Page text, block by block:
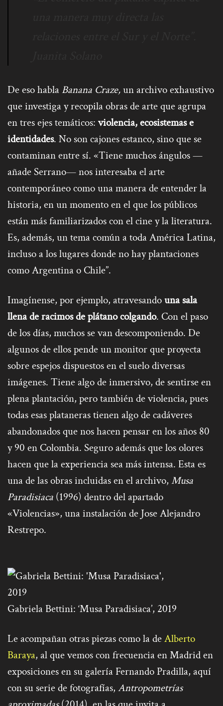
De eso habla Banana Craze,un archivo exhaustivo
que investiga y recopila obras de arte que agrupa
en tres ejes temáticos: violencia, ecosistemas e
identidades. No son cajones estanco, sino que se
contaminan entre sí. «Tiene muchos ángulos —
añade Serrano— nos interesaba el arte
contemporáneo como una manera de entender la
historia, en un momento en el que los públicos
están más familiarizados con el cine y la literatura.
Es, además, un tema común a toda América Latina,
incluso a los lugares donde no hay plantaciones
como Argentina o Chile”.
Imagínense, por ejemplo, atravesandouna sala
llena de racimos de plátano colgando. Con el paso
de los días, muchos se van descomponiendo. De
algunos de ellos pende un monitor que proyecta
sobre espejos dispuestos en el suelo diversas
imágenes. Tiene algo de inmersivo, de sentirse en
plena plantación, pero también de violencia, pues
todas esas plataneras tienen algo de cadáveres
abandonados que nos hacen pensar en los años 80
y 90 en Colombia. Seguro además que los olores
hacen que la experiencia sea más intensa. Esta es
una de las obras incluidas en el archivo, Musa
Paradisiaca (1996) dentro del apartado
«Violencias», una instalación de Jose Alejandro
Restrepo.
Gabriela Bettini: ‘Musa Paradisiaca’, 2019
Le acompañan otras piezas como la deAlberto
Baraya, al que vemos con frecuencia en Madrid en
exposiciones en su galería Fernando Pradilla, aquí
con su serie de fotografías, Antropometrías